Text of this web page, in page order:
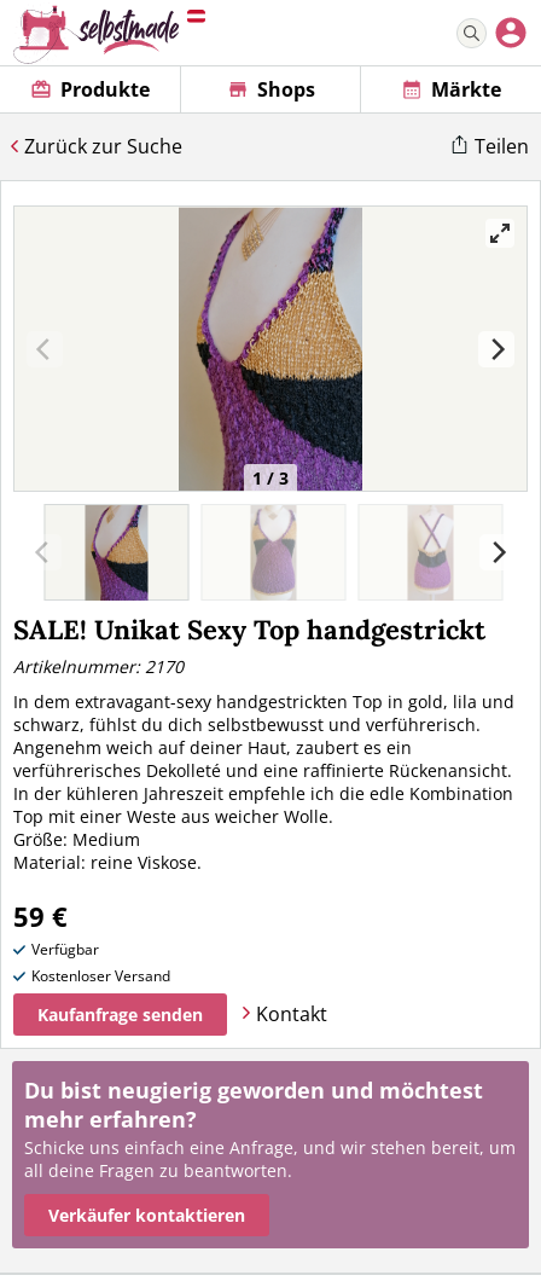
Produkte Shops Märkte
Zurück zur Suche Teilen
1 / 3
SALE! Unikat Sexy Top handgestrickt
Artikelnummer: 2170
In dem extravagant-sexy handgestrickten Top in gold, lila und
schwarz, fühlst du dich selbstbewusst und verführerisch.
Angenehm weich auf deiner Haut, zaubert es ein
verführerisches Dekolleté und eine raffinierte Rückenansicht.
In der kühleren Jahreszeit empfehle ich die edle Kombination
Top mit einer Weste aus weicher Wolle.
Größe: Medium
Material: reine Viskose.
59 €
Verfügbar
Kostenloser Versand
Kaufanfrage senden Kontakt
Du bist neugierig geworden und möchtest
mehr erfahren?
Schicke uns einfach eine Anfrage, und wir stehen bereit, um
all deine Fragen zu beantworten.
Verkäufer kontaktieren